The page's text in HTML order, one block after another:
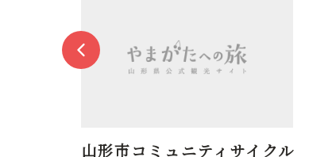
山形市コミュニティサイクル